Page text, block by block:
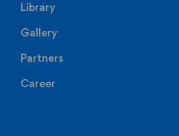
Library
Gallery
Partners
Career